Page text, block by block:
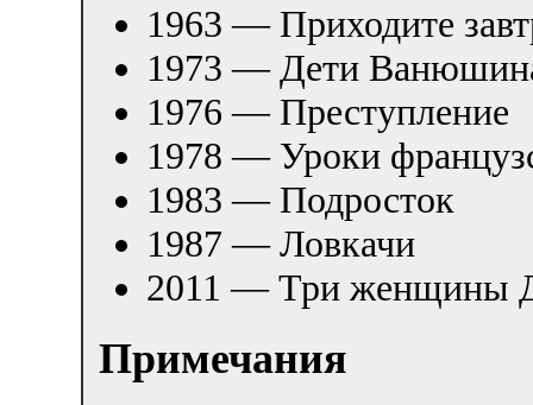
1963 — Приходите
1973 — Дети
1976 — Преступление
1978 — Уроки
1983 — Подросток
1987 — Ловкачи
2011 — Три женщины
Примечания